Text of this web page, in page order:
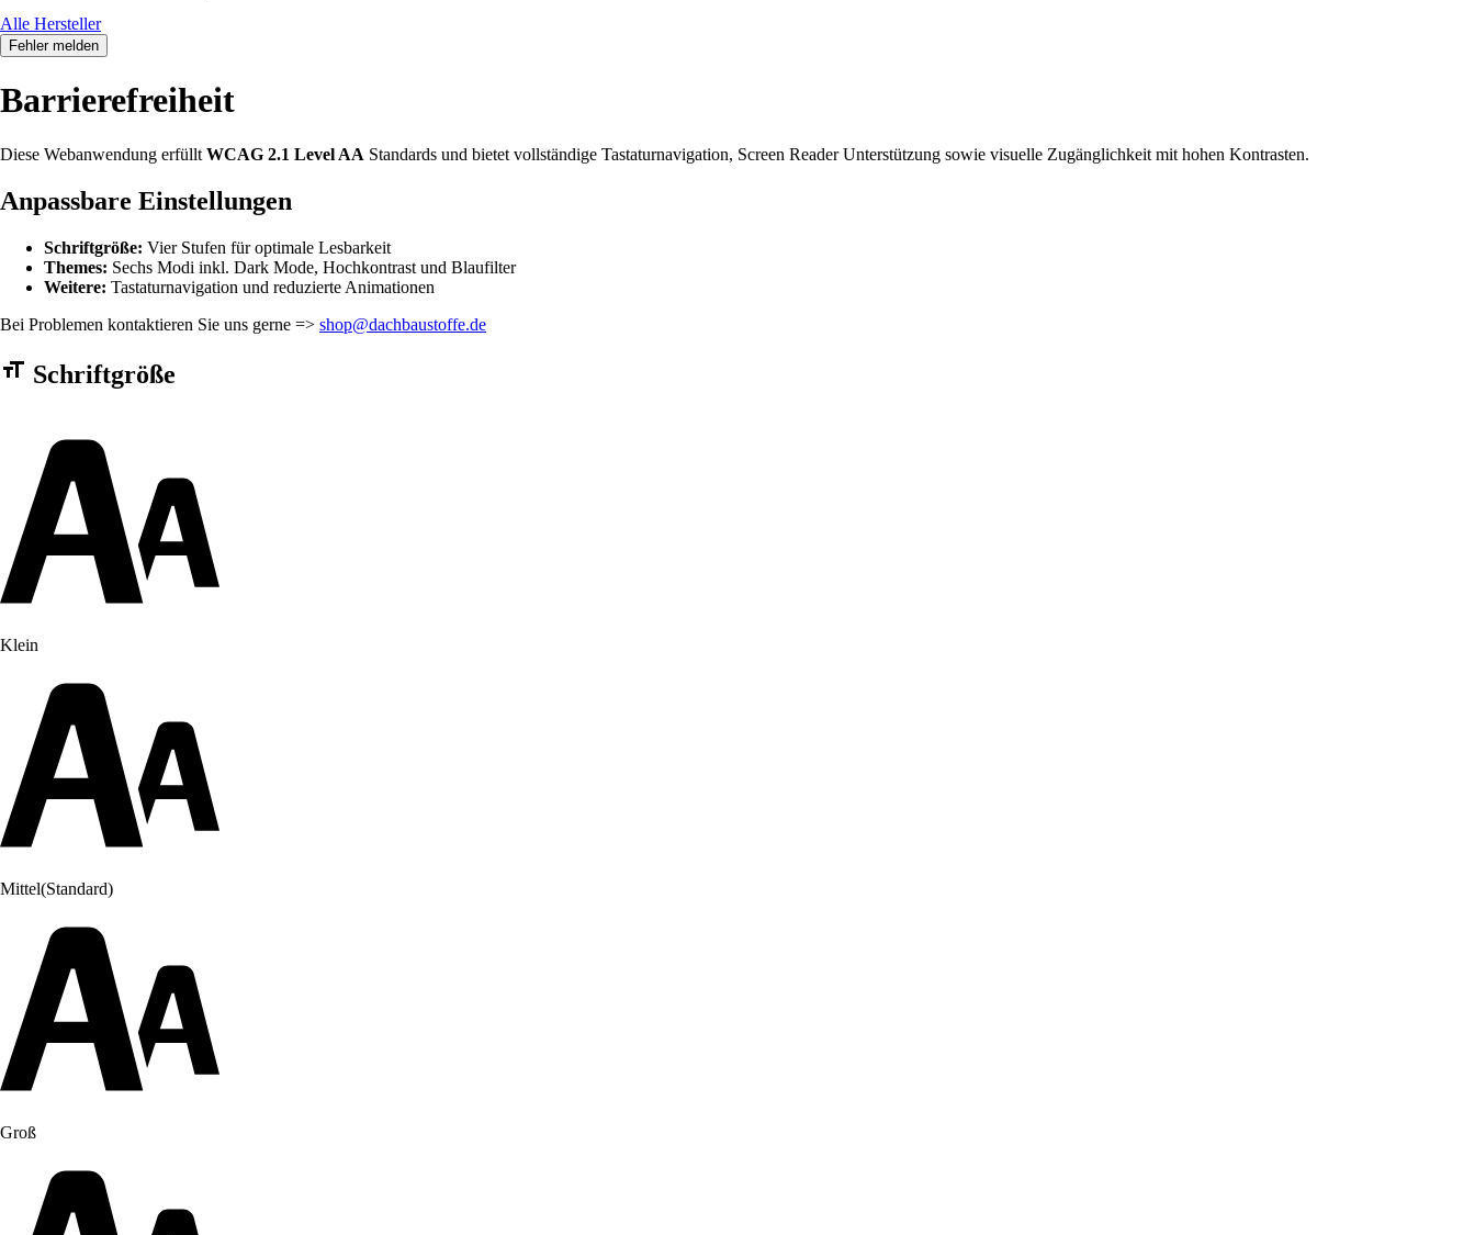
Alle Hersteller
Fehler melden
Barrierefreiheit
Diese Webanwendung erfüllt WCAG 2.1 Level AA Standards und bietet vollständige Tastaturnavigation, Screen Reader Unterstützung sowie visuelle Zugänglichkeit mit hohen Kontrasten.
Anpassbare Einstellungen
Schriftgröße: Vier Stufen für optimale Lesbarkeit
Themes: Sechs Modi inkl. Dark Mode, Hochkontrast und Blaufilter
Weitere: Tastaturnavigation und reduzierte Animationen
Bei Problemen kontaktieren Sie uns gerne => shop@dachbaustoffe.de
Barrierefreiheit Einstellungen Formular
Schriftgröße
Klein
Mittel(Standard)
Groß